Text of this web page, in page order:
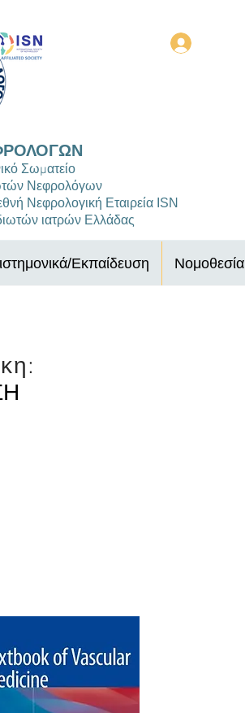
Σωματείο
Νεφρολόγων
Νεφρολογική Εταιρεία ISN
ιατρών Ελλάδας
Εκπαίδευση Νομοθεσία